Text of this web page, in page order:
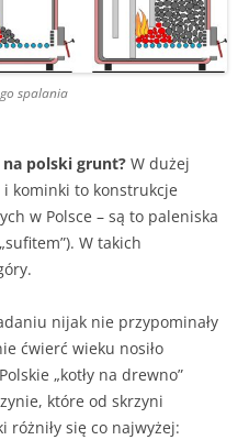
spalania
na polski grunt? W dużej
i kominki to konstrukcje
w Polsce – są to paleniska
W takich
nijak nie przypominały
ćwierć wieku nosiło
„kotły na drewno”
które od skrzyni
różniły się co najwyżej: